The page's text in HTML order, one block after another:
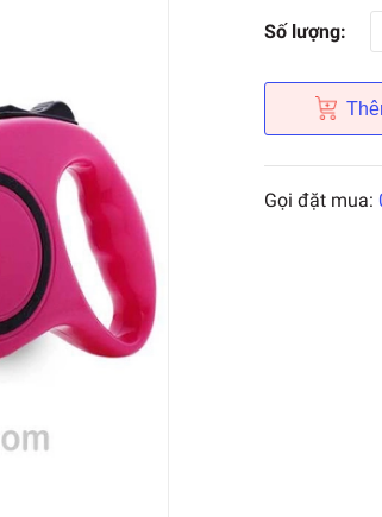
Số lượng:
Gọi đặt mua: